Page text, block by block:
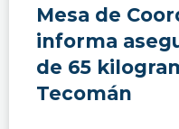
Mesa de
informa
de 65
Tecomán